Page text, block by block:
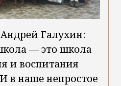
Галухин:
— это школа
и воспитания
в наше непростое